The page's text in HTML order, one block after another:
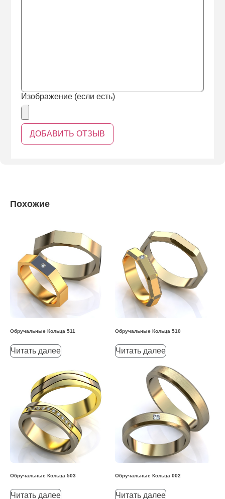
Изображение (если есть)
Похожие
Обручальные Кольца 511
Читать далее
Обручальные Кольца 510
Читать далее
Обручальные Кольца 503
Читать далее
Обручальные Кольца 002
Читать далее